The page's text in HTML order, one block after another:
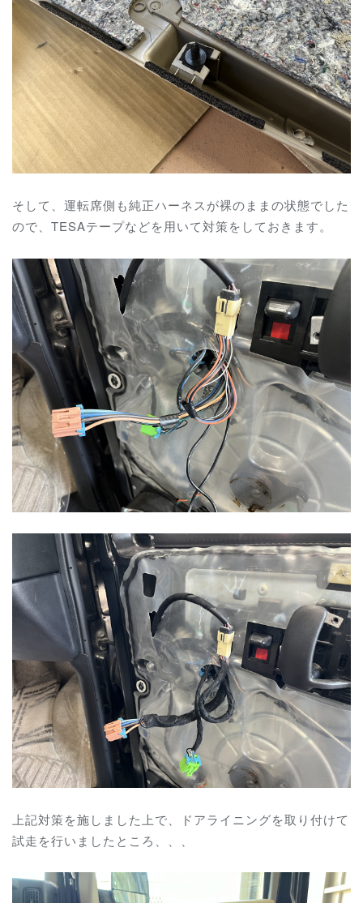
そして、運転席側も純正ハーネスが裸のままの状態でした
ので、TESAテープなどを用いて対策をしておきます。
上記対策を施しました上で、ドアライニングを取り付けて
試走を行いましたところ、、、